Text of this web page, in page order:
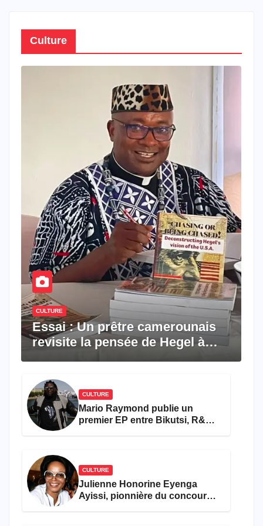
Culture
CULTURE
Essai : Un prêtre camerounais
revisite la pensée de Hegel à
CULTURE
Mario Raymond publie un
premier EP entre Bikutsi, R&B
CULTURE
Julienne Honorine Eyenga
Ayissi, pionnière du concours